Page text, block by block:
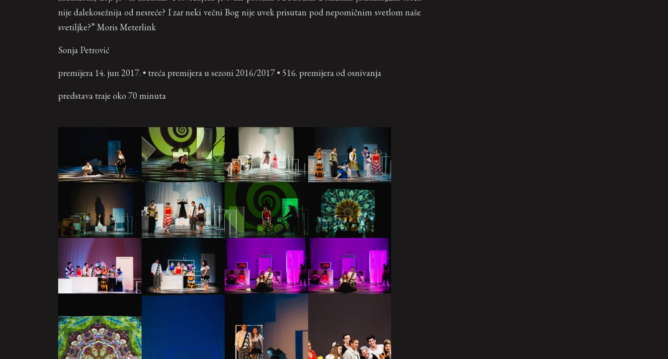
nije dalekosežnija od nesreće? I zar neki večni Bog nije uvek prisutan pod nepomičnim svetlom naše
svetiljke?” Moris Meterlink
Sonja Petrović
premijera 14. jun 2017. • treća premijera u sezoni 2016/2017 • 516. premijera od osnivanja
predstava traje oko 70 minuta